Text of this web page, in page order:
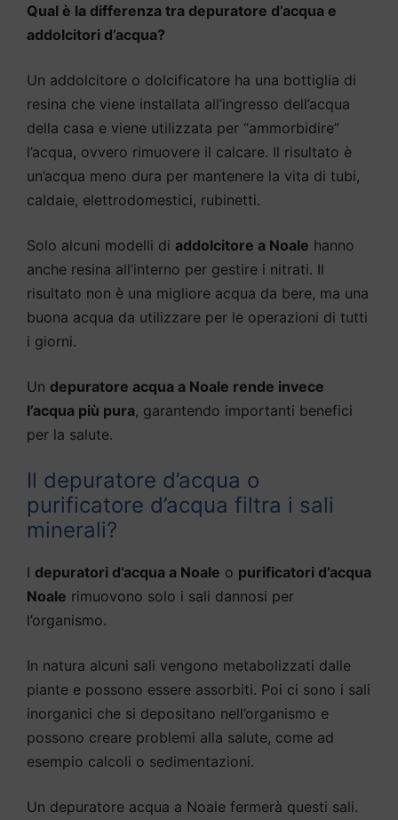
Qual è la differenza tra depuratore d’acqua e
addolcitori d’acqua?
Un addolcitore o dolcificatore ha una bottiglia di
resina che viene installata all’ingresso dell’acqua
della casa e viene utilizzata per “ammorbidire”
l’acqua, ovvero rimuovere il calcare. Il risultato è
un’acqua meno dura per mantenere la vita di tubi,
caldaie, elettrodomestici, rubinetti.
Solo alcuni modelli di addolcitore a Noale hanno
anche resina all’interno per gestire i nitrati. Il
risultato non è una migliore acqua da bere, ma una
buona acqua da utilizzare per le operazioni di tutti
i giorni.
Un depuratore acqua a Noale rende invece
l’acqua più pura, garantendo importanti benefici
per la salute.
Il depuratore d’acqua o
purificatore d’acqua filtra i sali
minerali?
I depuratori d’acqua a Noale o purificatori d’acqua
Noale rimuovono solo i sali dannosi per
l’organismo.
In natura alcuni sali vengono metabolizzati dalle
piante e possono essere assorbiti. Poi ci sono i sali
inorganici che si depositano nell’organismo e
possono creare problemi alla salute, come ad
esempio calcoli o sedimentazioni.
Un depuratore acqua a Noale fermerà questi sali.